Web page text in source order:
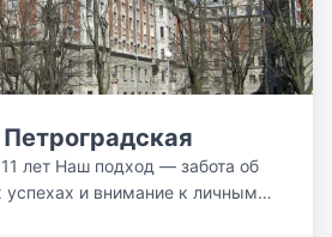
лет Наш подход — забота об
успехах и внимание к личным